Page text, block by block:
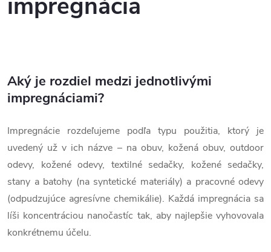
impregnácia
Aký je rozdiel medzi jednotlivými
impregnáciami?
Impregnácie rozdeľujeme podľa typu použitia, ktorý je
uvedený už v ich názve – na obuv, kožená obuv, outdoor
odevy, kožené odevy, textilné sedačky, kožené sedačky,
stany a batohy (na syntetické materiály) a pracovné odevy
(odpudzujúce agresívne chemikálie). Každá impregnácia sa
líši koncentráciou nanočastíc tak, aby najlepšie vyhovovala
konkrétnemu účelu.